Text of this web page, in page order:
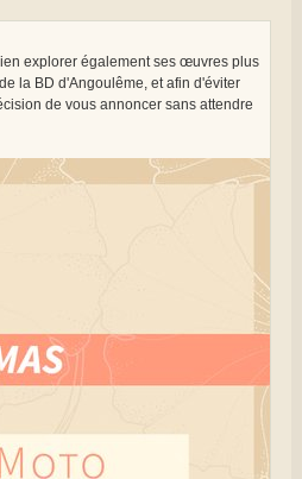
explorer également ses œuvres plus
la BD d'Angoulême, et afin d'éviter
de vous annoncer sans attendre